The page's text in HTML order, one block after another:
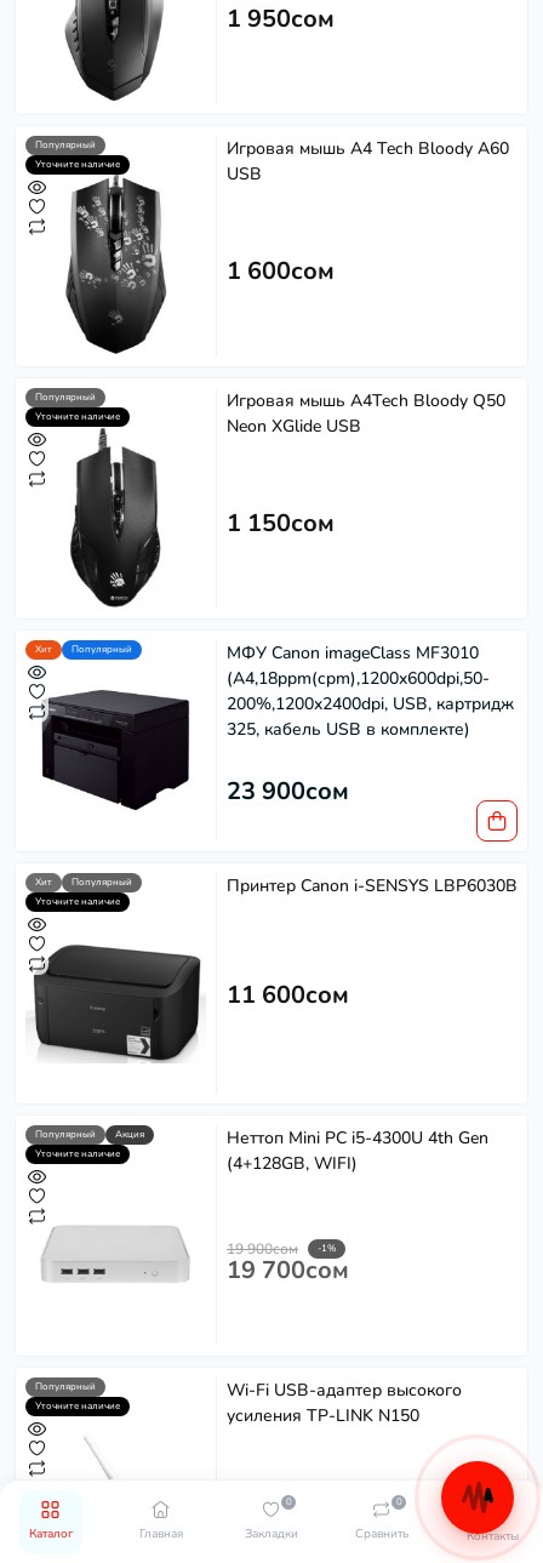
Каталог Главная Закладки
0
Сравнить
0
Контакты
1 950сом
Популярный
Уточните наличие
Игровая мышь A4 Tech Bloody A60
USB
1 600сом
Популярный
Уточните наличие
Игровая мышь A4Tech Bloody Q50
Neon XGlide USB
1 150сом
Хит Популярный
МФУ Canon imageClass MF3010
(A4,18ppm(cpm),1200x600dpi,50-
200%,1200x2400dpi, USB, картридж
325, кабель USB в комплекте)
23 900сом
Хит
Популярный
Уточните наличие
Принтер Canon i-SENSYS LBP6030B
11 600сом
Популярный
Акция
Уточните наличие
Неттоп Mini PC i5-4300U 4th Gen
(4+128GB, WIFI)
19 900сом -1%
19 700сом
Популярный
Уточните наличие
Wi-Fi USB-адаптер высокого
усиления TP-LINK N150
850сом
Эффективность в каждом решении
Здравствуйте! 👋
Чем можем помочь?